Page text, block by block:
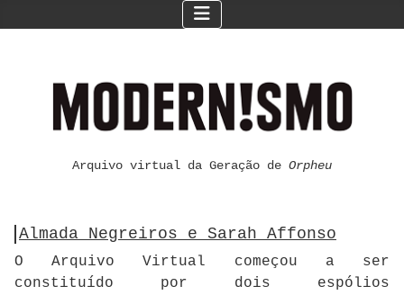
Arquivo virtual da Geração de Orpheu
Almada Negreiros e Sarah Affonso
O Arquivo Virtual começou a ser
constituído por dois espólios